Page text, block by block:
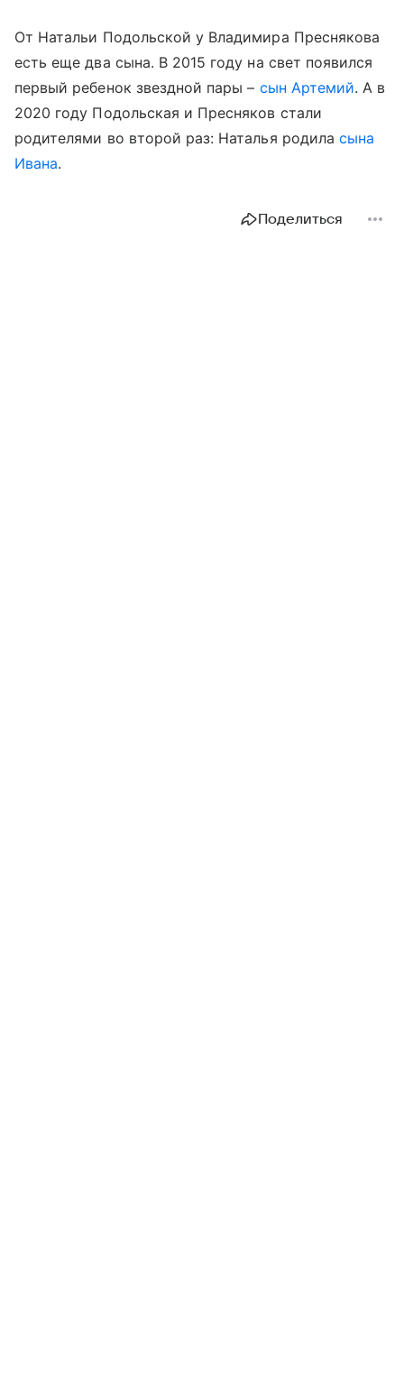
От Натальи Подольской у Владимира Преснякова
есть еще два сына. В 2015 году на свет появился
первый ребенок звездной пары – сын Артемий. А в
2020 году Подольская и Пресняков стали
родителями во второй раз: Наталья родила сына
Ивана.
Поделиться